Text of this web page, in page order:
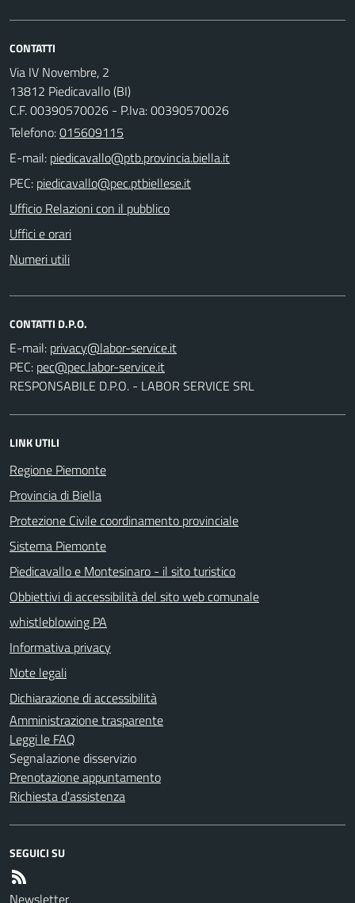
CONTATTI
Via IV Novembre, 2
13812 Piedicavallo (BI)
C.F. 00390570026 - P.Iva: 00390570026
Telefono:015609115
E-mail:
PEC:
Ufficio Relazioni con il pubblico
Uffici e orari
Numeri utili
CONTATTI D.P.O.
E-mail:
PEC:
RESPONSABILE D.P.O. - LABOR SERVICE SRL
LINK UTILI
Regione Piemonte
Provincia di Biella
Protezione Civile coordinamento provinciale
Sistema Piemonte
Piedicavallo e Montesinaro - il sito turistico
Obbiettivi di accessibilità del sito web comunale
whistleblowing PA
Informativa privacy
Note legali
Dichiarazione di accessibilità
Amministrazione trasparente
Leggi le FAQ
Segnalazione disservizio
Prenotazione appuntamento
Richiesta d'assistenza
SEGUICI SU
Newsletter